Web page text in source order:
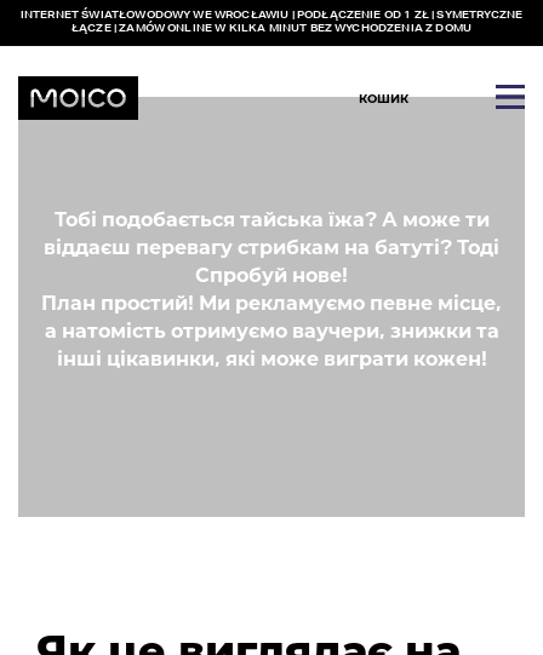
INTERNET ŚWIATŁOWODOWY WE WROCŁAWIU | PODŁĄCZENIE OD 1 ZŁ | SYMETRYCZNE
ŁĄCZE | ZAMÓW ONLINE W KILKA MINUT BEZ WYCHODZENIA Z DOMU
КОШИК
Тобі подобається тайська їжа? А може ти
віддаєш перевагу стрибкам на батуті? Тоді
Спробуй нове!
План простий! Ми рекламуємо певне місце,
а натомість отримуємо ваучери, знижки та
інші цікавинки, які може виграти кожен!